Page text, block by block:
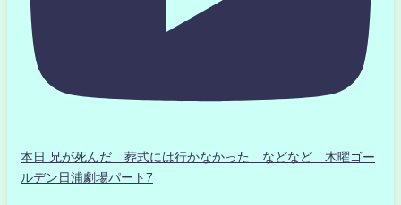
本日 兄が死んだ 葬式には行かなかった などなど 木曜ゴー
ルデン日浦劇場パート7